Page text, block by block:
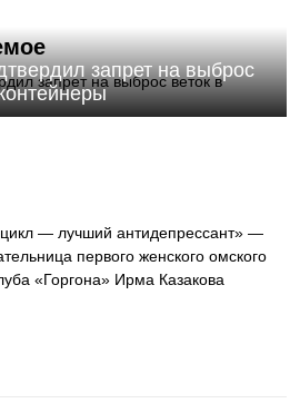
запрет на выброс
— лучший антидепрессант» —
первого женского омского
«Горгона» Ирма Казакова